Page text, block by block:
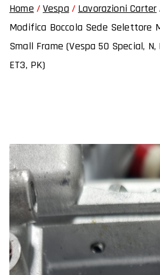
Home Vespa
Lavorazioni Carter
Modifica Boccola Sede Selettore
Small Frame (Vespa 50 Special, N,
ET3, PK)